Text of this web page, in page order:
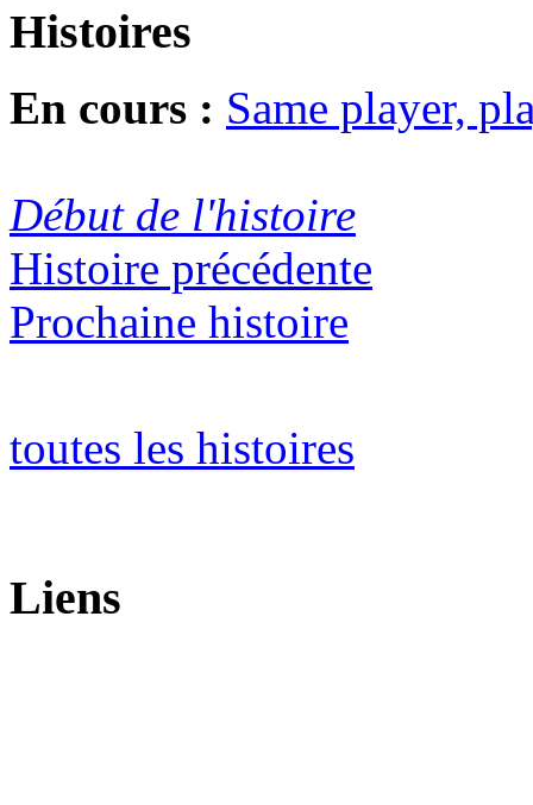
Histoires
En cours : Same player,
Début de l'histoire
Histoire précédente
Prochaine histoire
toutes les histoires
Liens